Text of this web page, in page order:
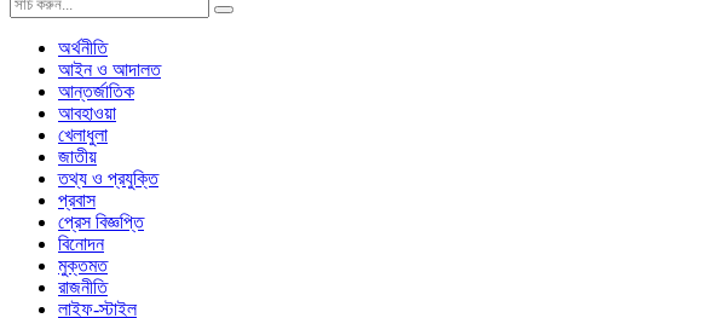
অর্থনীতি
আইন ও আদালত
আন্তর্জাতিক
আবহাওয়া
খেলাধুলা
জাতীয়
তথ্য ও প্রযুক্তি
প্রবাস
প্রেস বিজ্ঞপ্তি
বিনোদন
মুক্তমত
রাজনীতি
লাইফ-স্টাইল